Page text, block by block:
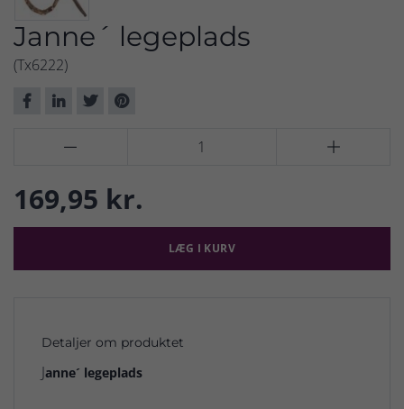
Janne´ legeplads
(Tx6222)
 
169,95 kr.
LÆG I KURV
Detaljer om produktet
Janne´ legeplads